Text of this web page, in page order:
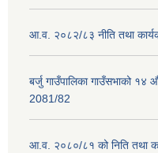
आ.व. २०८२/८३ नीति तथा
बर्जु गाउँपालिका गाउँसभाको १४
2081/82
आ.व. २०८०/८१ को निति तथा